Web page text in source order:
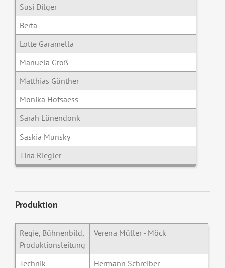
Susi Dilger
Berta
Lotte Garamella
Manuela Groß
Matthias Günther
Monika Hofsaess
Sarah Lünendonk
Saskia Munsky
Tina Riegler
Produktion
Regie, Bühnenbild,
Produktionsleitung
Verena Müller - Möck
Technik Hermann Schreiber